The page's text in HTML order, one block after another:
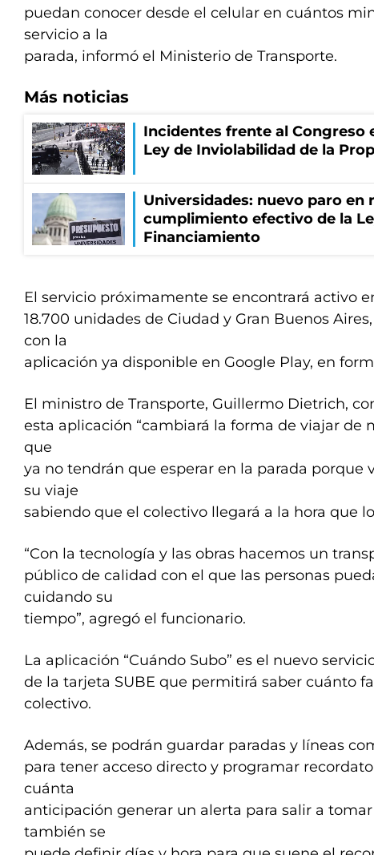
puedan conocer desde el celular en cuántos
servicio a la
parada, informó el Ministerio de Transporte.
Más noticias
Incidentes frente al Congreso
Ley de Inviolabilidad de la
Universidades: nuevo paro en
cumplimiento efectivo de la
Financiamiento
El servicio próximamente se encontrará activo
18.700 unidades de Ciudad y Gran Buenos
con la
aplicación ya disponible en Google Play, en
El ministro de Transporte, Guillermo Dietrich,
esta aplicación “cambiará la forma de viajar de
que
ya no tendrán que esperar en la parada porque
su viaje
sabiendo que el colectivo llegará a la hora que
“Con la tecnología y las obras hacemos un
público de calidad con el que las personas
cuidando su
tiempo”, agregó el funcionario.
La aplicación “Cuándo Subo” es el nuevo
de la tarjeta SUBE que permitirá saber cuánto
colectivo.
Además, se podrán guardar paradas y líneas
para tener acceso directo y programar
cuánta
anticipación generar un alerta para salir a
también se